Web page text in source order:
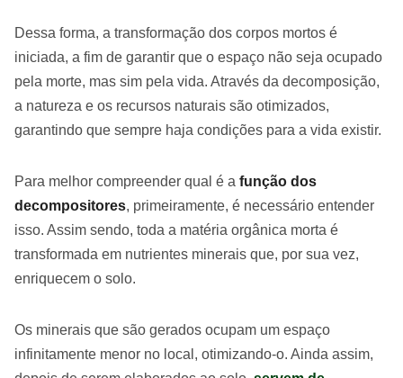
Dessa forma, a transformação dos corpos mortos é
iniciada, a fim de garantir que o espaço não seja ocupado
pela morte, mas sim pela vida. Através da decomposição,
a natureza e os recursos naturais são otimizados,
garantindo que sempre haja condições para a vida existir.
Para melhor compreender qual é a função dos
decompositores, primeiramente, é necessário entender
isso. Assim sendo, toda a matéria orgânica morta é
transformada em nutrientes minerais que, por sua vez,
enriquecem o solo.
Os minerais que são gerados ocupam um espaço
infinitamente menor no local, otimizando-o. Ainda assim,